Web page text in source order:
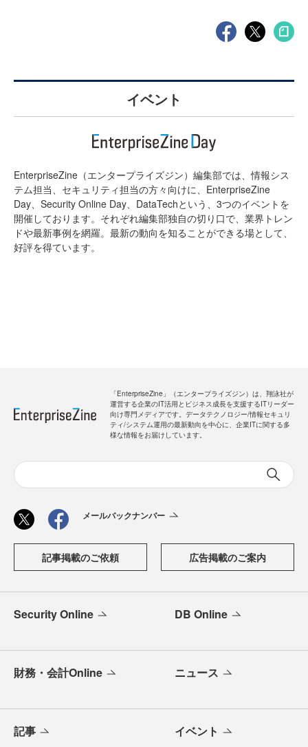
イベント
EnterpriseZine（エンタープライズジン）編集部では、情報シス
テム担当、セキュリティ担当の方々向けに、EnterpriseZine
Day、Security Online Day、DataTechという、3つのイベントを
開催しております。それぞれ編集部独自の切り口で、業界トレン
ドや最新事例を網羅。最新の動向を知ることができる場として、
好評を得ています。
「EnterpriseZine」（エンタープライズジン）は、翔泳社が
運営する企業のIT活用とビジネス成長を支援するITリーダー
向け専門メディアです。データテクノロジー/情報セキュリ
ティ/システム運用の最新動向を中心に、企業ITに関する多
様な情報をお届けしています。
メールバックナンバー
記事掲載のご依頼 広告掲載のご案内
Security Online DB Online
財務・会計Online ニュース
記事 イベント